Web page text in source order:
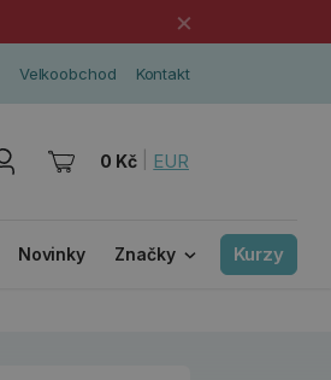
×
Velkoobchod Kontakt
0 Kč EUR
Novinky Značky Kurzy